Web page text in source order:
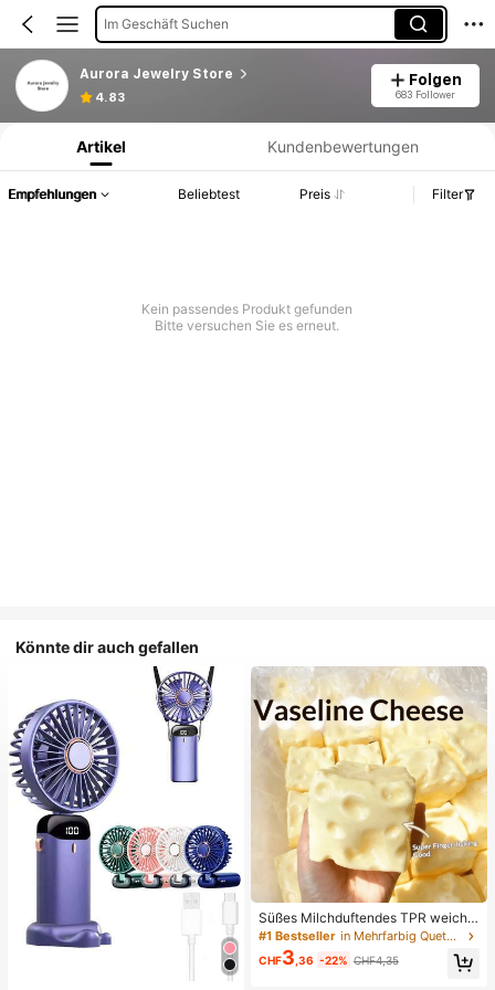
Im Geschäft Suchen
Aurora Jewelry Store
4.83
Folgen
683 Follower
Produktinformation: Preisangabe, Verkaufs- und Lagerbestandsdetails.
Artikel Kundenbewertungen
Empfehlungen Beliebtest Preis Filter
Kein passendes Produkt gefunden
Bitte versuchen Sie es erneut.
Könnte dir auch gefallen
Süßes Milchduftendes TPR weiche
s quetschbares Dumpling-förmiges
Stressabbau-Spielzeug, 5cm niedli
ches lustiges Quetsch-Stressabbau
#1 Bestseller in Mehrfarbig Quetschspielzeug für Teenager
CHF3 ,36 -22% CHF4,35